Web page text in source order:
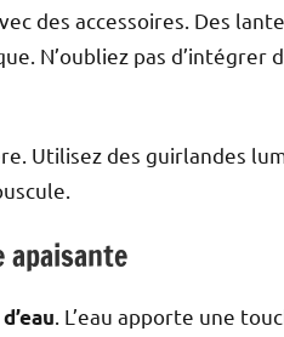
des accessoires. Des
N’oubliez pas d’intégrer
Utilisez des guirlandes
apaisante
. L’eau apporte une